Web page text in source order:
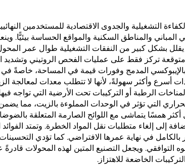
التشغيلية والجدوى الاقتصادية للمستخدمين
والمناطق السكنية والمواقع الحساسة بيئيًّا.
يقلل بشكل كبير من النفقات التشغيلية طوال عمر
تركز فقط على عمليات الفحص الروتيني وتشديد
المدمج وفورات قيمة في المساحة، خاصةً
وأكثر سهولةً، لأنها لا تتطلب معدات لمعالجة
الرطبة أو التركيبات تحت الأرضية التي تواجه
التي تؤثر في الوحدات المملوءة بالزيت، مما
همسًا يتماشى مع اللوائح الصارمة المتعلقة
إلى إلغاء متطلبات نقل المواد الخطرة. وتمتد
في نهاية عمرها الافتراضي. كما تؤدي
التوافقي. ويجعل التصنيع المتين لهذه المحولات
الخاضعة للاهتزاز.